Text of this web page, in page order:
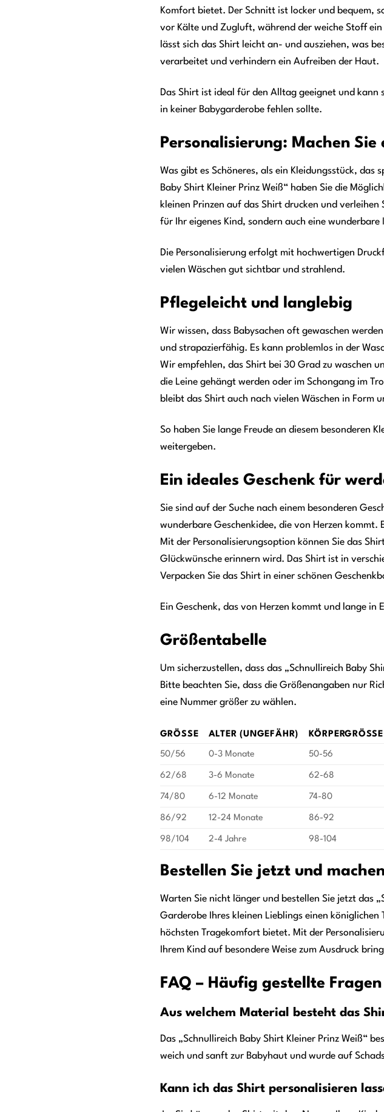
Komfort bietet. Der Schnitt ist locker und bequem,
vor Kälte und Zugluft, während der weiche Stoff
lässt sich das Shirt leicht an- und ausziehen, was
verarbeitet und verhindern ein Aufreiben der Haut.
Das Shirt ist ideal für den Alltag geeignet und kann
in keiner Babygarderobe fehlen sollte.
Personalisierung: Machen
Was gibt es Schöneres, als ein Kleidungsstück,
Baby Shirt Kleiner Prinz Weiß“ haben Sie die
kleinen Prinzen auf das Shirt drucken und
für Ihr eigenes Kind, sondern auch eine
Die Personalisierung erfolgt mit hochwertigen
vielen Wäschen gut sichtbar und strahlend.
Pflegeleicht und langlebig
Wir wissen, dass Babysachen oft gewaschen
und strapazierfähig. Es kann problemlos in der
Wir empfehlen, das Shirt bei 30 Grad zu waschen
die Leine gehängt werden oder im Schongang im
bleibt das Shirt auch nach vielen Wäschen in Form
So haben Sie lange Freude an diesem besonderen
weitergeben.
Ein ideales Geschenk für
Sie sind auf der Suche nach einem besonderen
wunderbare Geschenkidee, die von Herzen kommt.
Mit der Personalisierungsoption können Sie das
Glückwünsche erinnern wird. Das Shirt ist in
Verpacken Sie das Shirt in einer schönen
Ein Geschenk, das von Herzen kommt und lange in
Größentabelle
Um sicherzustellen, dass das „Schnullireich Baby
Bitte beachten Sie, dass die Größenangaben nur
eine Nummer größer zu wählen.
GRÖSSE ALTER (UNGEFÄHR) KÖRPERGRÖSSE
50/56 0-3 Monate 50-56
62/68 3-6 Monate 62-68
74/80 6-12 Monate 74-80
86/92 12-24 Monate 86-92
98/104 2-4 Jahre 98-104
Bestellen Sie jetzt und
Warten Sie nicht länger und bestellen Sie jetzt das
Garderobe Ihres kleinen Lieblings einen
höchsten Tragekomfort bietet. Mit der
Ihrem Kind auf besondere Weise zum Ausdruck
FAQ – Häufig gestellte Fragen
Aus welchem Material besteht das
Das „Schnullireich Baby Shirt Kleiner Prinz Weiß“
weich und sanft zur Babyhaut und wurde auf
Kann ich das Shirt personalisieren